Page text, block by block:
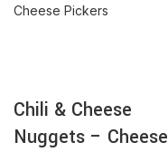
Cheese Pickers
Chili & Cheese
Nuggets – Cheese